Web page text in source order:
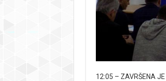
12:05 – ZAVRŠENA